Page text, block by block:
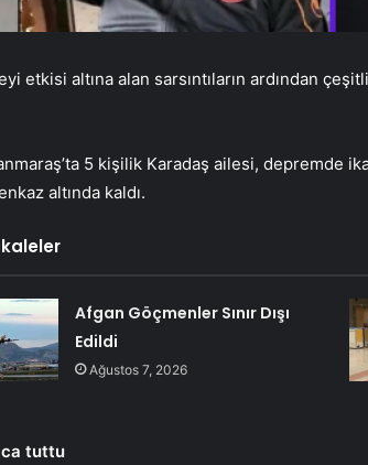
etkisi altına alan sarsıntıların ardından
5 kişilik Karadaş ailesi, depremde
altında kaldı.
Afgan Göçmenler Sınır Dışı
Edildi
Ağustos 7, 2026
tuttu